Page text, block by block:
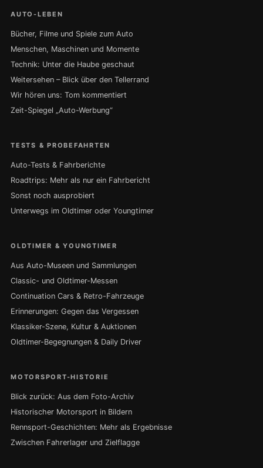
AUTO-LEBEN
Bücher, Filme und Spiele zum Auto
Menschen, Maschinen und Momente
Technik: Unter die Haube geschaut
Weitersehen – Blick über den Tellerrand
Wir hören uns: Tom kommentiert
Zeit-Spiegel „Auto-Werbung“
TESTS & PROBEFAHRTEN
Auto-Tests & Fahrberichte
Roadtrips: Mehr als nur ein Fahrbericht
Sonst noch ausprobiert
Unterwegs im Oldtimer oder Youngtimer
OLDTIMER & YOUNGTIMER
Aus Auto-Museen und Sammlungen
Classic- und Oldtimer-Messen
Continuation Cars & Retro-Fahrzeuge
Erinnerungen: Gegen das Vergessen
Klassiker-Szene, Kultur & Auktionen
Oldtimer-Begegnungen & Daily Driver
MOTORSPORT-HISTORIE
Blick zurück: Aus dem Foto-Archiv
Historischer Motorsport in Bildern
Rennsport-Geschichten: Mehr als Ergebnisse
Zwischen Fahrerlager und Zielflagge